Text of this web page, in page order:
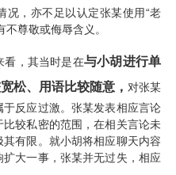
况，亦不足以认定张某使用“老
尊敬或侮辱含义。
，其当时是在与小胡进行单
松、用语比较随意，对张某
反应过激。张某发表相应言论
较私密的范围，在相关言论未
有限。就小胡将相应聊天内容
大一事，张某并无过失，相应